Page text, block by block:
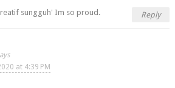
sungguh' Im so proud. Reply
at 4:39 PM